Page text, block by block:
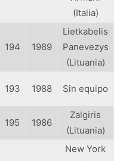
(Italia)
194 1989
Lietkabelis
Panevezys
(Lituania)
193 1988 Sin equipo
195 1986
Zalgiris
(Lituania)
New York